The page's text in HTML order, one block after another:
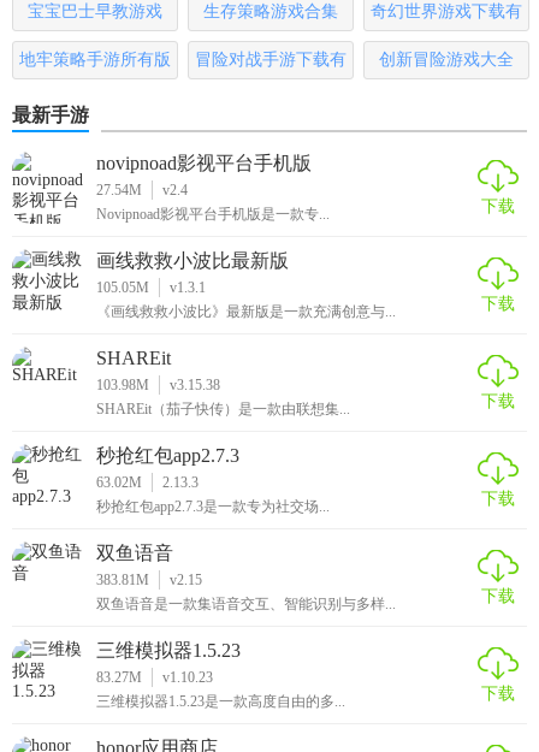
宝宝巴士早教游戏 生存策略游戏合集
奇幻世界游戏下载有
哪些
地牢策略手游所有版
冒险对战手游下载有
创新冒险游戏大全
最新手游
novipnoad影视平台手机版
27.54M
v2.4
Novipnoad影视平台手机版是一款专...
下载
画线救救小波比最新版
105.05M
v1.3.1
《画线救救小波比》最新版是一款充满创意与...
下载
SHAREit
103.98M
v3.15.38
SHAREit（茄子快传）是一款由联想集...
下载
秒抢红包app2.7.3
63.02M
2.13.3
秒抢红包app2.7.3是一款专为社交场...
下载
双鱼语音
383.81M
v2.15
双鱼语音是一款集语音交互、智能识别与多样...
下载
三维模拟器1.5.23
83.27M
v1.10.23
三维模拟器1.5.23是一款高度自由的多...
下载
honor应用商店